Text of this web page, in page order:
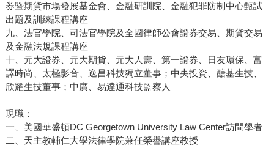
券暨期貨市場發展基金會、金融研訓院、金融犯罪防制中心甄試
出題及訓練課程講座
九、法官學院、司法官學院及全國律師公會證券交易、期貨交易
及金融法規課程講座
十、元大證券、元大期貨、元大人壽、第一證券、日友環保、富
譯時尚、太極影音、逸昌科技獨立董事；中央投資、醣基生技、
欣耀生技董事；中廣、易達通科技監察人
現職：
一、美國華盛頓DC Georgetown University Law Center訪問學者
二、天主教輔仁大學法律學院兼任榮譽講座教授